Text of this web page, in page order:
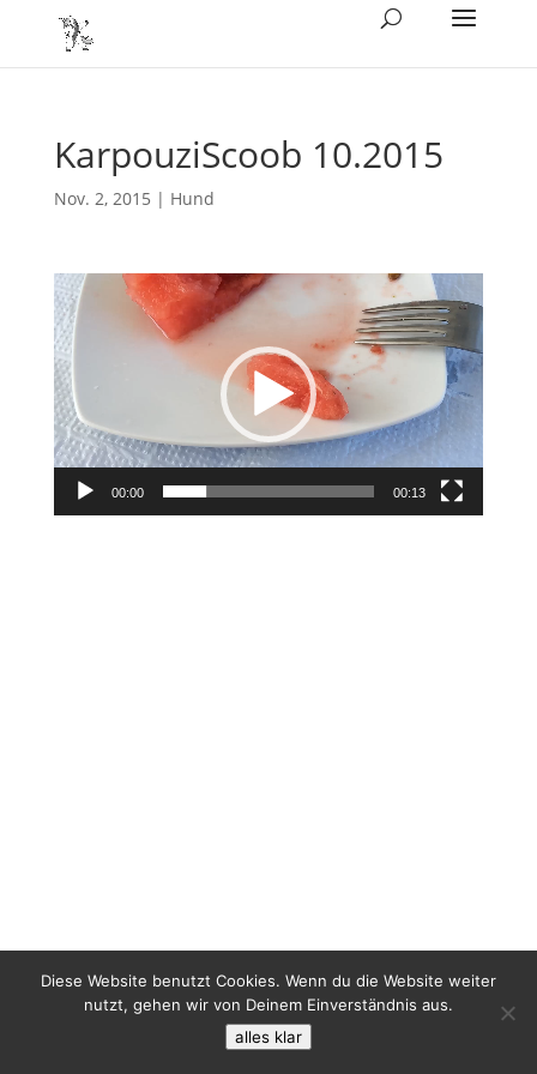
KarpouziScoob 10.2015
Nov. 2, 2015 | Hund
Video-
Player
00:00 00:13
Diese Website benutzt Cookies. Wenn du die Website weiter
nutzt, gehen wir von Deinem Einverständnis aus.
alles klar